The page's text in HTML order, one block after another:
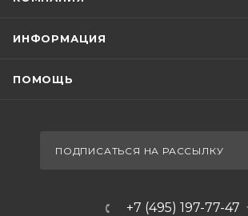
ИНФОРМАЦИЯ
ПОМОЩЬ
ПОДПИСАТЬСЯ НА РАССЫЛКУ
+7 (495) 197-77-47